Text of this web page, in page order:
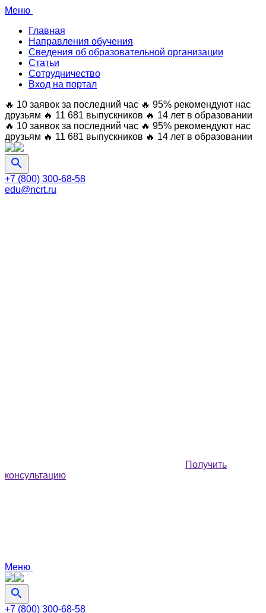
Меню
Главная
Направления обучения
Сведения об образовательной организации
Статьи
Сотрудничество
Вход на портал
🔥 10 заявок за последний час 🔥 95% рекомендуют нас
друзьям 🔥 11 681 выпускников 🔥 14 лет в образовании
🔥 10 заявок за последний час 🔥 95% рекомендуют нас
друзьям 🔥 11 681 выпускников 🔥 14 лет в образовании
+7 (800) 300-68-58
edu@ncrt.ru
Получить
консультацию
Меню
+7 (800) 300-68-58